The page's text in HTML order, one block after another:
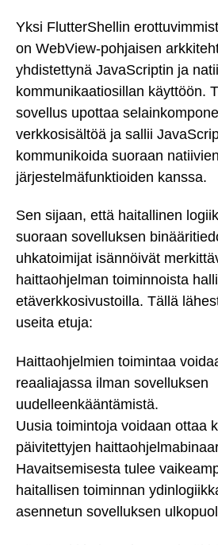
Yksi FlutterShellin
on WebView-pohjaisen
yhdistettynä JavaScriptin ja
kommunikaatiosillan käyttöön.
sovellus upottaa
verkkosisältöä ja sallii
kommunikoida suoraan natiivien
järjestelmäfunktioiden kanssa.
Sen sijaan, että haitallinen
suoraan sovelluksen
uhkatoimijat isännöivät
haittaohjelman toiminnoista
etäverkkosivustoilla. Tällä
useita etuja:
Haittaohjelmien toimintaa
reaaliajassa ilman sovelluksen
uudelleenkääntämistä.
Uusia toimintoja voidaan ottaa
päivitettyjen
Havaitsemisesta tulee
haitallisen toiminnan
asennetun sovelluksen